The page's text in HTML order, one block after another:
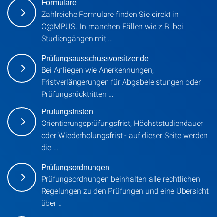
Formulare
Zahlreiche Formulare finden Sie direkt in
C@MPUS. In manchen Fällen wie z.B. bei
Studiengängen mit …
Prüfungsausschussvorsitzende
Bei Anliegen wie Anerkennungen,
Fristverlängerungen für Abgabeleistungen oder
Prüfungsrücktritten …
Prüfungsfristen
Orientierungsprüfungsfrist, Höchststudiendauer
oder Wiederholungsfrist - auf dieser Seite werden
die …
Prüfungsordnungen
Prüfungsordnungen beinhalten alle rechtlichen
Regelungen zu den Prüfungen und eine Übersicht
über …